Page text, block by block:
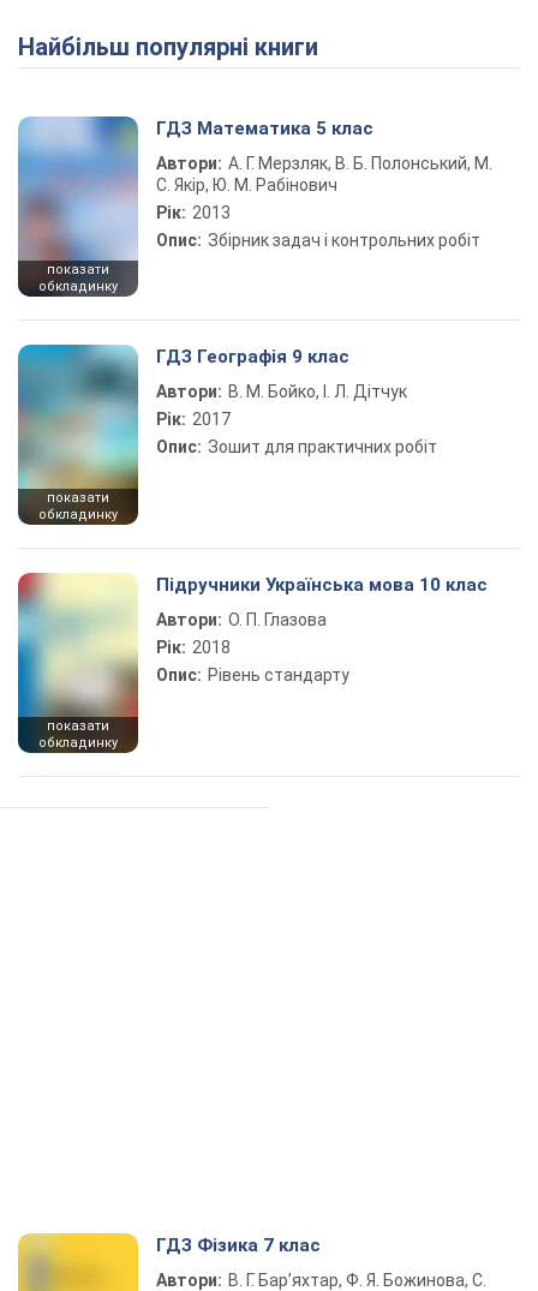
Найбільш популярні книги
показати
обкладинку
ГДЗ Математика 5 клас
Автори: А. Г. Мерзляк, В. Б. Полонський, М.
С. Якір, Ю. М. Рабінович
Рік: 2013
Опис: Збірник задач і контрольних робіт
показати
обкладинку
ГДЗ Географія 9 клас
Автори: В. М. Бойко, І. Л. Дітчук
Рік: 2017
Опис: Зошит для практичних робіт
показати
обкладинку
Підручники Українська мова 10 клас
Автори: О. П. Глазова
Рік: 2018
Опис: Рівень стандарту
ГДЗ Фізика 7 клас
Автори: В. Г. Бар’яхтар, Ф. Я. Божинова, С.